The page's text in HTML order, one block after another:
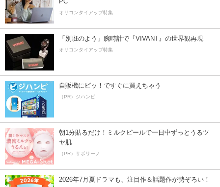
オリコンタイアップ特集
「別班のよう」腕時計で『VIVANT』の世界観再現
オリコンタイアップ特集
自販機にピッ！ですぐに買えちゃう
（PR）ジハンピ
朝1分貼るだけ！ミルクピールで一日中ずっとうるツ
ヤ肌
（PR）サボリーノ
2026年7月夏ドラマも、注目作＆話題作が勢ぞろい！